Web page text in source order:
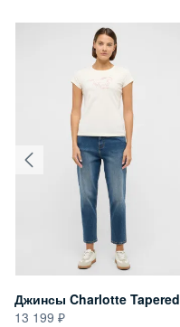
Джинсы Charlotte Tapered
13 199